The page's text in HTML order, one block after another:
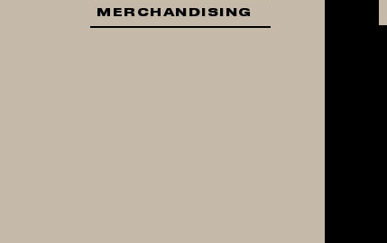
MERCHANDISING